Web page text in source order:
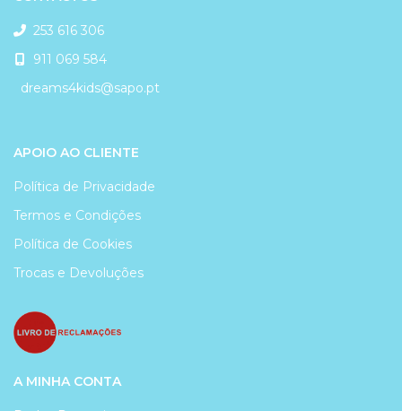
253 616 306
911 069 584
dreams4kids@sapo.pt
APOIO AO CLIENTE
Política de Privacidade
Termos e Condições
Política de Cookies
Trocas e Devoluções
A MINHA CONTA